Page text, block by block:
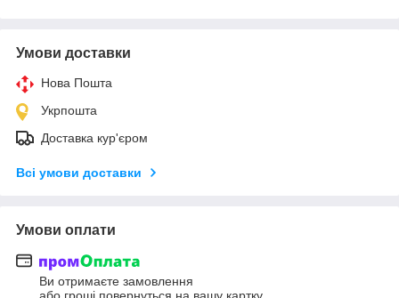
Умови доставки
Нова Пошта
Укрпошта
Доставка кур'єром
Всі умови доставки
Умови оплати
Ви отримаєте замовлення